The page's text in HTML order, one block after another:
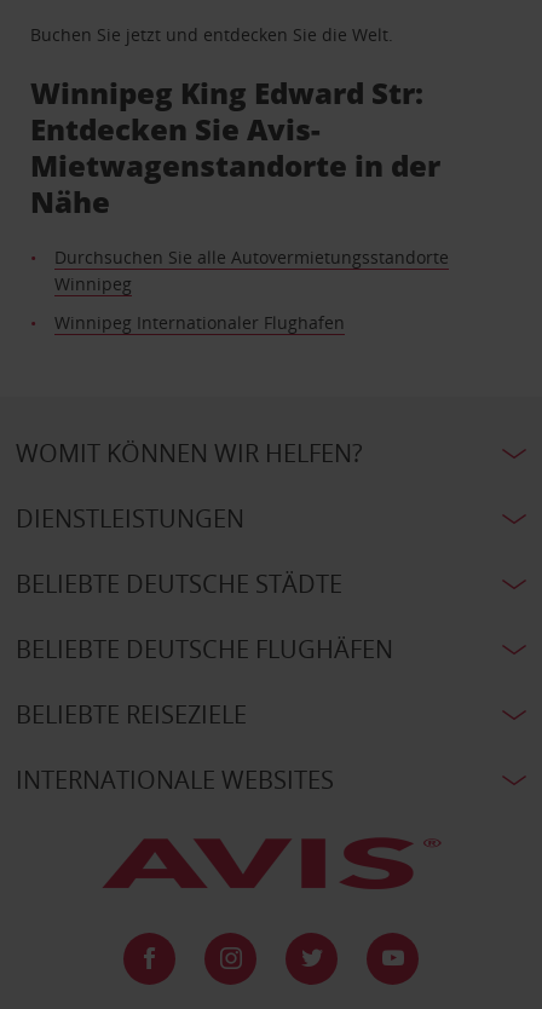
Buchen Sie jetzt und entdecken Sie die Welt.
Winnipeg King Edward Str:
Entdecken Sie Avis-
Mietwagenstandorte in der
Nähe
Durchsuchen Sie alle Autovermietungsstandorte
Winnipeg
Winnipeg Internationaler Flughafen
WOMIT KÖNNEN WIR HELFEN?
DIENSTLEISTUNGEN
BELIEBTE DEUTSCHE STÄDTE
BELIEBTE DEUTSCHE FLUGHÄFEN
BELIEBTE REISEZIELE
INTERNATIONALE WEBSITES